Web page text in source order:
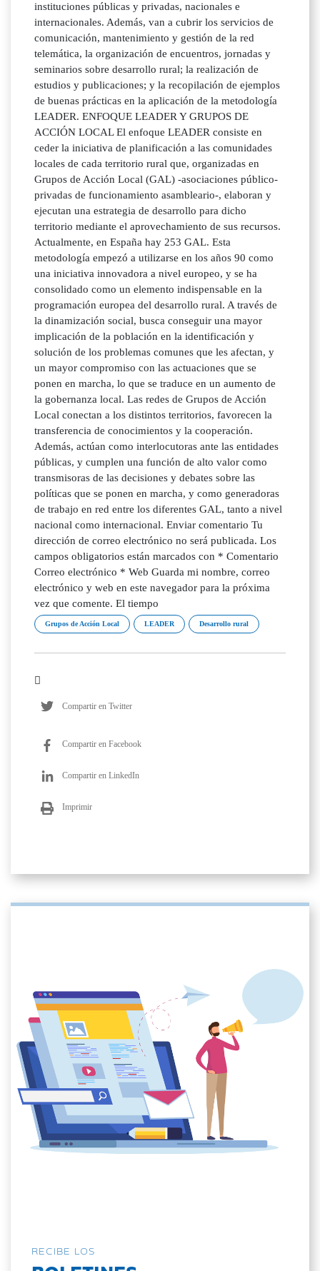
instituciones públicas y privadas, nacionales e
internacionales. Además, van a cubrir los servicios de
comunicación, mantenimiento y gestión de la red
telemática, la organización de encuentros, jornadas y
seminarios sobre desarrollo rural; la realización de
estudios y publicaciones; y la recopilación de ejemplos
de buenas prácticas en la aplicación de la metodología
LEADER. ENFOQUE LEADER Y GRUPOS DE
ACCIÓN LOCAL El enfoque LEADER consiste en
ceder la iniciativa de planificación a las comunidades
locales de cada territorio rural que, organizadas en
Grupos de Acción Local (GAL) -asociaciones público-
privadas de funcionamiento asambleario-, elaboran y
ejecutan una estrategia de desarrollo para dicho
territorio mediante el aprovechamiento de sus recursos.
Actualmente, en España hay 253 GAL. Esta
metodología empezó a utilizarse en los años 90 como
una iniciativa innovadora a nivel europeo, y se ha
consolidado como un elemento indispensable en la
programación europea del desarrollo rural. A través de
la dinamización social, busca conseguir una mayor
implicación de la población en la identificación y
solución de los problemas comunes que les afectan, y
un mayor compromiso con las actuaciones que se
ponen en marcha, lo que se traduce en un aumento de
la gobernanza local. Las redes de Grupos de Acción
Local conectan a los distintos territorios, favorecen la
transferencia de conocimientos y la cooperación.
Además, actúan como interlocutoras ante las entidades
públicas, y cumplen una función de alto valor como
transmisoras de las decisiones y debates sobre las
políticas que se ponen en marcha, y como generadoras
de trabajo en red entre los diferentes GAL, tanto a nivel
nacional como internacional. Enviar comentario Tu
dirección de correo electrónico no será publicada. Los
campos obligatorios están marcados con * Comentario
Correo electrónico * Web Guarda mi nombre, correo
electrónico y web en este navegador para la próxima
vez que comente. El tiempo
Grupos de Acción Local LEADER Desarrollo rural
Compartir en Twitter
Compartir en Facebook
Compartir en LinkedIn
Imprimir
RECIBE LOS